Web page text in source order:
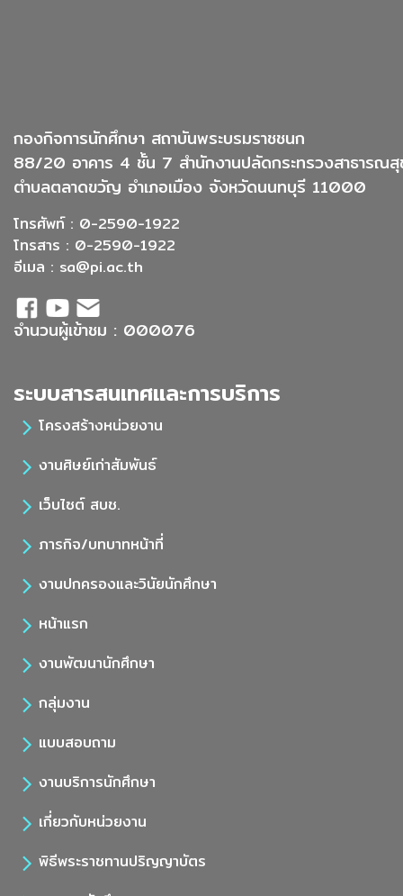
กองกิจการนักศึกษา สถาบันพระบรมราชชนก
88/20 อาคาร 4 ชั้น 7 สำนักงานปลัดกระทรวงสาธารณ
ตำบลตลาดขวัญ อำเภอเมือง จังหวัดนนทบุรี 11000
โทรศัพท์ : 0-2590-1922
โทรสาร : 0-2590-1922
อีเมล : sa@pi.ac.th
จำนวนผู้เข้าชม : 000076
ระบบสารสนเทศและการบริการ
โครงสร้างหน่วยงาน
งานศิษย์เก่าสัมพันธ์
เว็บไซต์ สบช.
ภารกิจ/บทบาทหน้าที่
งานปกครองและวินัยนักศึกษา
หน้าแรก
งานพัฒนานักศึกษา
กลุ่มงาน
แบบสอบถาม
งานบริการนักศึกษา
เกี่ยวกับหน่วยงาน
พิธีพระราชทานปริญญาบัตร